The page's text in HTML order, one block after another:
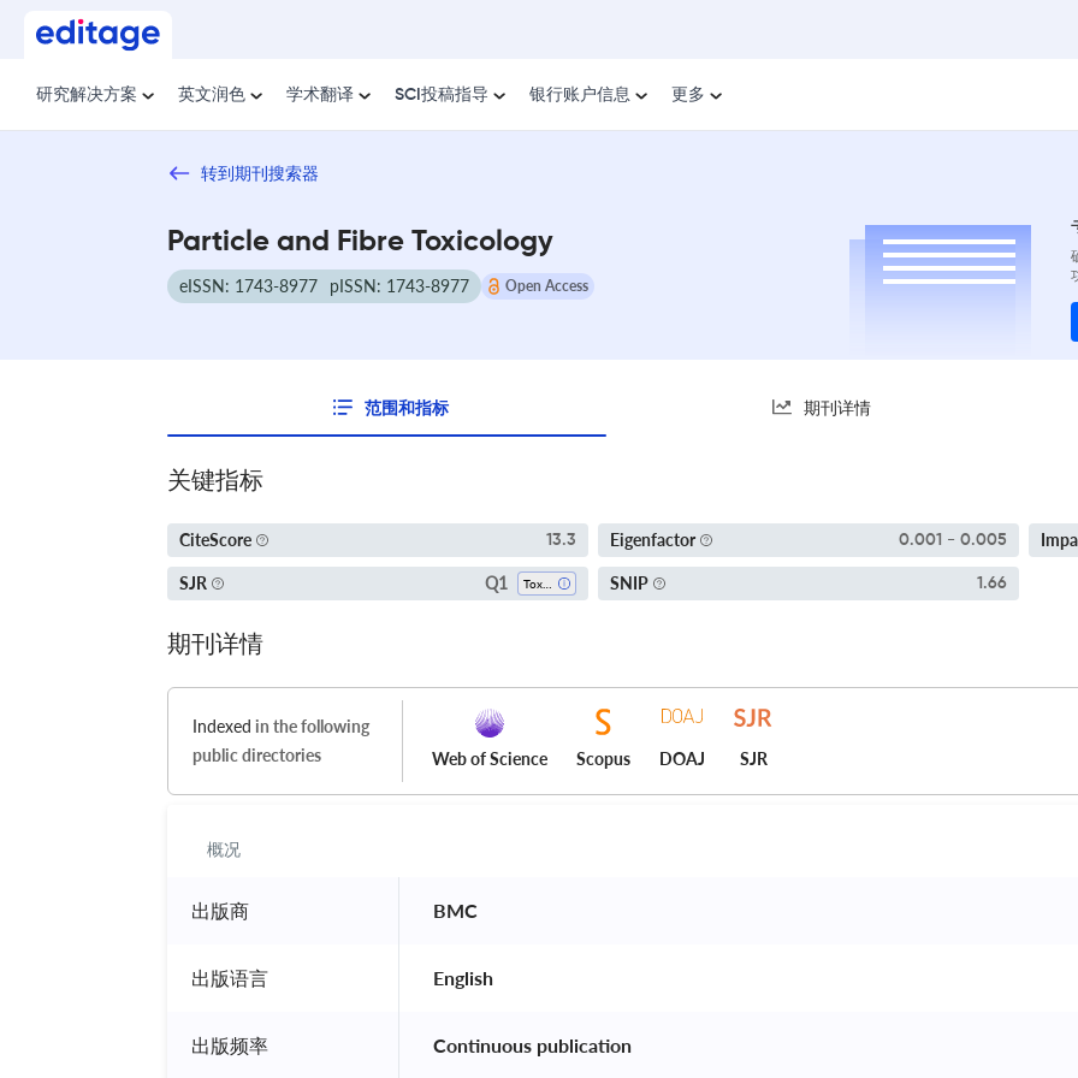
研究解决方案 英文润色 学术翻译 SCI投稿指导 银行账户信息 更多
转到期刊搜索器
Particle and Fibre Toxicology
eISSN: 1743-8977 pISSN: 1743-8977 Open Access
范围和指标 期刊详情
关键指标
CiteScore 13.3 Eigenfactor 0.001 - 0.005
SJR Q1 SNIP 1.66
期刊详情
Indexed in the following
public directories
Web of Science Scopus DOAJ SJR
概况
出版商 BMC
出版语言 English
出版频率 Continuous publication